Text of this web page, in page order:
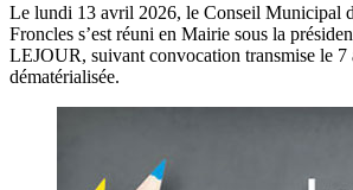
Le lundi 13 avril 2026, le Conseil Municipal
Froncles s’est réuni en Mairie sous la
LEJOUR, suivant convocation transmise le
dématérialisée.